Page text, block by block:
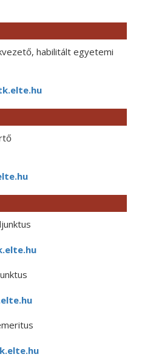
habilitált egyetemi